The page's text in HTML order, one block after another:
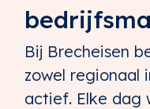
Bij Brecheisen
zowel regionaal
actief. Elke dag